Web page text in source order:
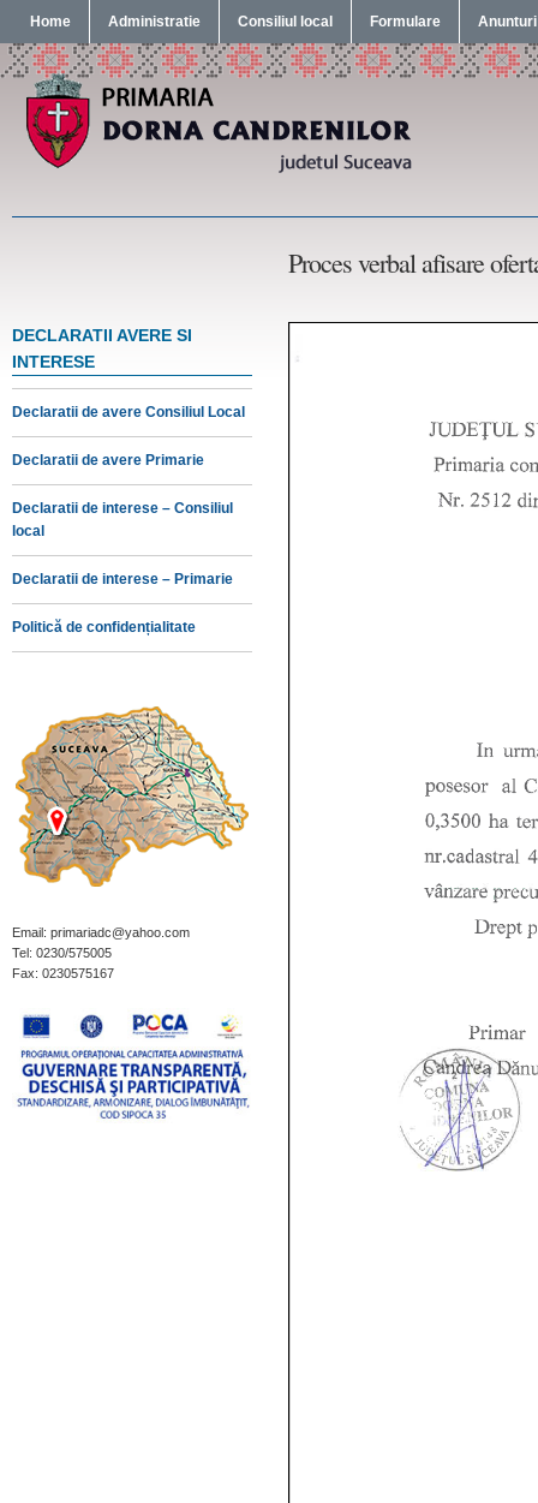
Home Administratie Consiliul local Formulare Anunturi
Proces verbal afisare
DECLARATII AVERE SI
INTERESE
Declaratii de avere Consiliul Local
Declaratii de avere Primarie
Declaratii de interese – Consiliul
local
Declaratii de interese – Primarie
Politică de confidențialitate
Email: primariadc@yahoo.com
Tel: 0230/575005
Fax: 0230575167